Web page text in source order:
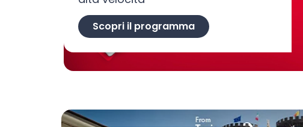
Scopri il programma